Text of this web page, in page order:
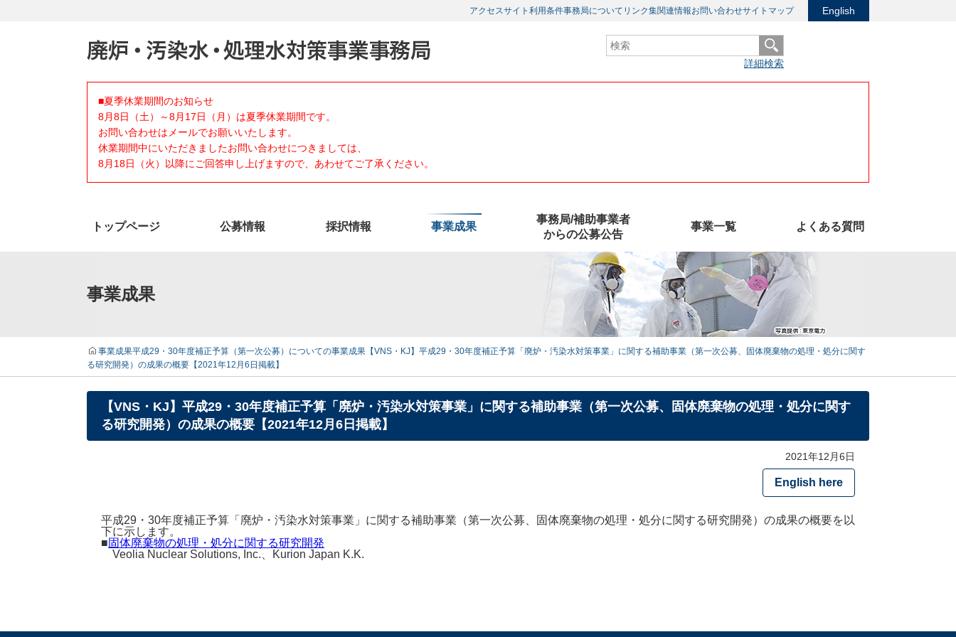
アクセスサイト利用条件事務局について リンク集関連情報お問い合わせサイトマップ English
詳細検索
■夏季休業期間のお知らせ
8月8日（土）～8月17日（月）は夏季休業期間です。
お問い合わせはメールでお願いいたします。
休業期間中にいただきましたお問い合わせにつきましては、
8月18日（火）以降にご回答申し上げますので、あわせてご了承ください。
トップページ 公募情報 採択情報 事業成果
事務局/補助事業者
からの公募公告
事業一覧 よくある質問
事業成果
事業成果平成29・30年度補正予算（第一次公募）についての事業成果 【VNS・KJ】平成29・30年度補正予算「廃炉・汚染水対策事業」に関する補助事業（第一次公募、固体廃棄物の処理・処分に関す
る研究開発）の成果の概要【2021年12月6日掲載】
【VNS・KJ】平成29・30年度補正予算「廃炉・汚染水対策事業」に関する補助事業（第一次公募、固体廃棄物の処理・処分に関す
る研究開発）の成果の概要【2021年12月6日掲載】
2021年12月6日
English here
平成29・30年度補正予算「廃炉・汚染水対策事業」に関する補助事業（第一次公募、固体廃棄物の処理・処分に関する研究開発）の成果の概要を以
下に示します。
■固体廃棄物の処理・処分に関する研究開発
Veolia Nuclear Solutions, Inc.、Kurion Japan K.K.